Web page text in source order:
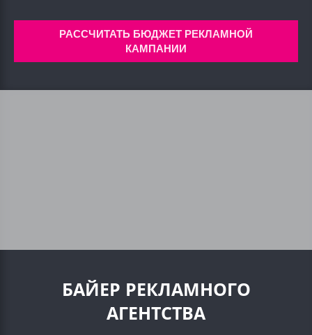
РАССЧИТАТЬ БЮДЖЕТ РЕКЛАМНОЙ
КАМПАНИИ
БАЙЕР РЕКЛАМНОГО
АГЕНТСТВА